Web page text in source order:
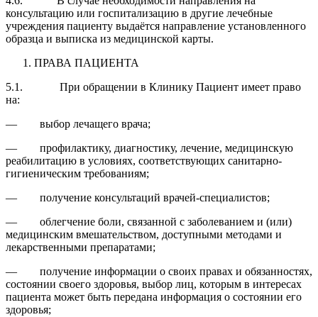
консультацию или госпитализацию в другие лечебные
учреждения пациенту выдаётся направление установленного
образца и выписка из медицинской карты.
ПРАВА ПАЦИЕНТА
5.1. При обращении в Клинику Пациент имеет право
на:
— выбор лечащего врача;
— профилактику, диагностику, лечение, медицинскую
реабилитацию в условиях, соответствующих санитарно-
гигиеническим требованиям;
— получение консультаций врачей-специалистов;
— облегчение боли, связанной с заболеванием и (или)
медицинским вмешательством, доступными методами и
лекарственными препаратами;
— получение информации о своих правах и обязанностях,
состоянии своего здоровья, выбор лиц, которым в интересах
пациента может быть передана информация о состоянии его
здоровья;